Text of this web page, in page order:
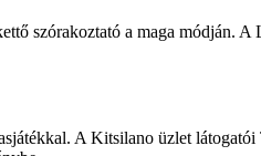
szórakoztató a maga módján. A
A Kitsilano üzlet